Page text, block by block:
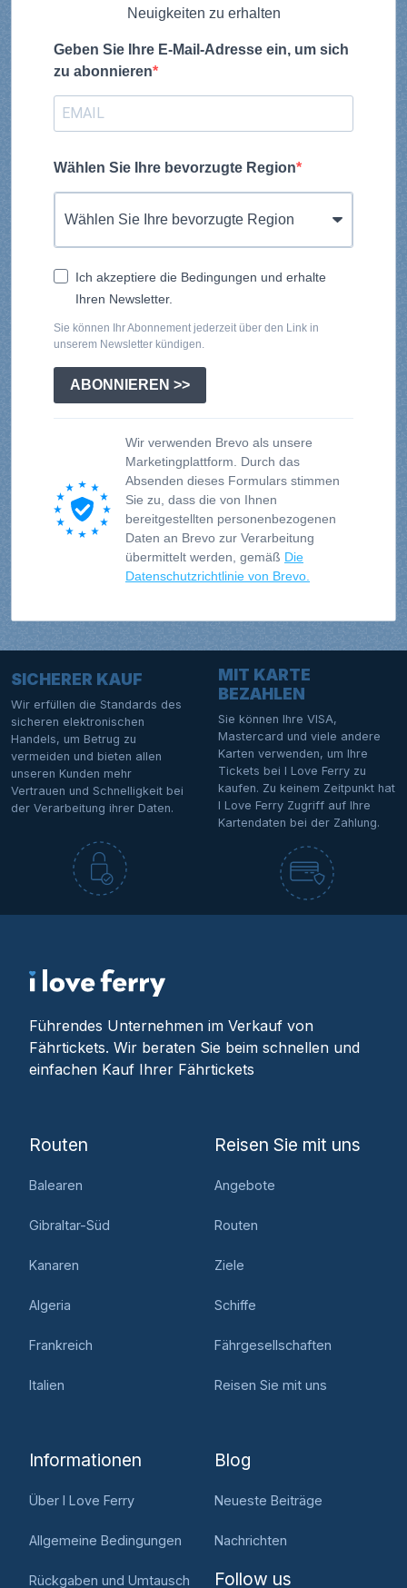
Neuigkeiten zu erhalten
Geben Sie Ihre E-Mail-Adresse ein, um sich
zu abonnieren
Wählen Sie Ihre bevorzugte Region
Ich akzeptiere die Bedingungen und erhalte
Ihren Newsletter.
Sie können Ihr Abonnement jederzeit über den Link in
unserem Newsletter kündigen.
ABONNIEREN >>
Wir verwenden Brevo als unsere
Marketingplattform. Durch das
Absenden dieses Formulars stimmen
Sie zu, dass die von Ihnen
bereitgestellten personenbezogenen
Daten an Brevo zur Verarbeitung
übermittelt werden, gemäß Die
Datenschutzrichtlinie von Brevo.
SICHERER KAUF
Wir erfüllen die Standards des
sicheren elektronischen
Handels, um Betrug zu
vermeiden und bieten allen
unseren Kunden mehr
Vertrauen und Schnelligkeit bei
der Verarbeitung ihrer Daten.
MIT KARTE
BEZAHLEN
Sie können Ihre VISA,
Mastercard und viele andere
Karten verwenden, um Ihre
Tickets bei I Love Ferry zu
kaufen. Zu keinem Zeitpunkt hat
I Love Ferry Zugriff auf Ihre
Kartendaten bei der Zahlung.
Führendes Unternehmen im Verkauf von
Fährtickets. Wir beraten Sie beim schnellen und
einfachen Kauf Ihrer Fährtickets
Routen
Balearen
Gibraltar-Süd
Kanaren
Algeria
Frankreich
Italien
Reisen Sie mit uns
Angebote
Routen
Ziele
Schiffe
Fährgesellschaften
Reisen Sie mit uns
Informationen
Über I Love Ferry
Allgemeine Bedingungen
Rückgaben und Umtausch
Blog
Neueste Beiträge
Nachrichten
Follow us